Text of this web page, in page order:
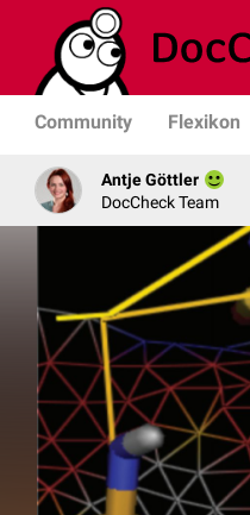
Community Flexikon
Antje Göttler
DocCheck Team